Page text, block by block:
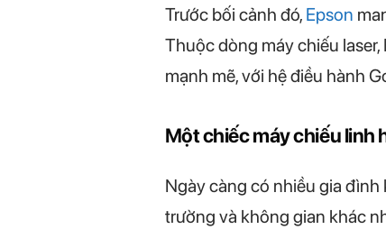
Trước bối cảnh đó, Epson
Thuộc dòng máy chiếu
mạnh mẽ, với hệ điều hành
Một chiếc máy chiếu linh
Ngày càng có nhiều gia
trường và không gian khác